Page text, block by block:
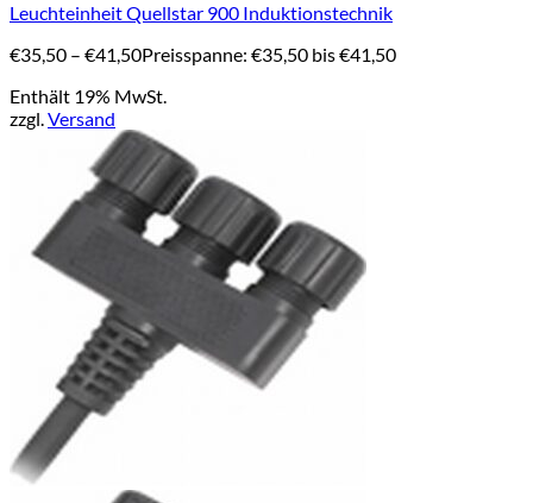
Leuchteinheit Quellstar 900 Induktionstechnik
€35,50 – €41,50Preisspanne: €35,50 bis €41,50
Enthält 19% MwSt.
zzgl.Versand